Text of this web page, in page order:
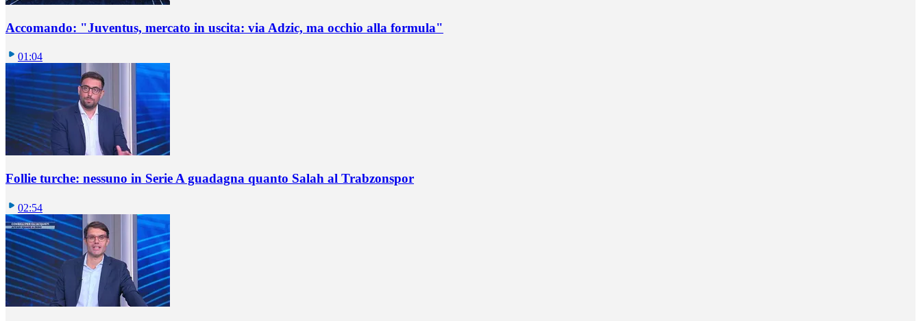
Accomando: "Juventus, mercato in uscita: via Adzic, ma occhio alla formula"
01:04
Follie turche: nessuno in Serie A guadagna quanto Salah al Trabzonspor
02:54